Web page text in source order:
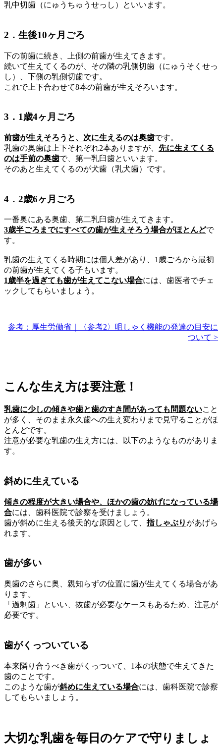
乳中切歯（にゅうちゅうせっし）といいます。
2．生後10ヶ月ごろ
下の前歯に続き、上側の前歯が生えてきます。
続いて生えてくるのが、その隣の乳側切歯（にゅうそくせっ
し）、下側の乳側切歯です。
これで上下合わせて8本の前歯が生えそろいます。
3．1歳4ヶ月ごろ
前歯が生えそろうと、次に生えるのは奥歯です。
乳歯の奥歯は上下それぞれ2本ありますが、 先に生えてくる
のは手前の奥歯で、第一乳臼歯といいます。
そのあと生えてくるのが犬歯（乳犬歯）です。
4．2歳6ヶ月ごろ
一番奥にある奥歯、第二乳臼歯が生えてきます。
3歳半ごろまでにすべての歯が生えそろう場合がほとんどで
す。
乳歯の生えてくる時期には個人差があり、1歳ごろから最初
の前歯が生えてくる子もいます。
1歳半を過ぎても歯が生えてこない場合には、歯医者でチェ
ックしてもらいましょう。
参考：厚生労働省｜〈参考2〉咀しゃく機能の発達の目安に
ついて >
こんな生え方は要注意！
乳歯に少しの傾きや歯と歯のすき間があっても問題ないこと
が多く、そのまま永久歯への生え変わりまで見守ることがほ
とんどです。
注意が必要な乳歯の生え方には、以下のようなものがありま
す。
斜めに生えている
傾きの程度が大きい場合や、ほかの歯の妨げになっている場
合には、歯科医院で診察を受けましょう。
歯が斜めに生える後天的な原因として、指しゃぶり があげら
れます。
歯が多い
奥歯のさらに奥、親知らずの位置に歯が生えてくる場合があ
ります。
「過剰歯」といい、抜歯が必要なケースもあるため、注意が
必要です。
歯がくっついている
本来隣り合うべき歯がくっついて、1本の状態で生えてきた
歯のことです。
このような歯が斜めに生えている場合には、歯科医院で診察
してもらいましょう。
大切な乳歯を毎日のケアで守りましょ